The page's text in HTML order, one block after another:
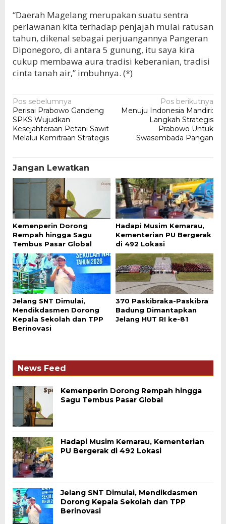
“Daerah Magelang merupakan suatu sentra
perlawanan kita terhadap penjajah mulai ratusan
tahun, dikenal sebagai perjuangannya Pangeran
Diponegoro, di antara 5 gunung, itu saya kira
cukup membawa aura tradisi keberanian, tradisi
cinta tanah air,” imbuhnya. (*)
Navigasi
pos
Pos sebelumnya
Perisai Prabowo Gandeng
SPKS Wujudkan
Kesejahteraan Petani Sawit
Melalui Kemitraan Strategis
Pos berikutnya
Menuju Indonesia Mandiri:
Langkah Strategis
Prabowo Untuk
Swasembada Pangan
Jangan Lewatkan
Kemenperin Dorong
Rempah hingga Sagu
Tembus Pasar Global
Hadapi Musim Kemarau,
Kementerian PU Bergerak
di 492 Lokasi
Jelang SNT Dimulai,
Mendikdasmen Dorong
Kepala Sekolah dan TPP
Berinovasi
370 Paskibraka-Paskibra
Badung Dimantapkan
Jelang HUT RI ke-81
News Feed
Kemenperin Dorong Rempah hingga
Sagu Tembus Pasar Global
Hadapi Musim Kemarau, Kementerian
PU Bergerak di 492 Lokasi
Jelang SNT Dimulai, Mendikdasmen
Dorong Kepala Sekolah dan TPP
Berinovasi